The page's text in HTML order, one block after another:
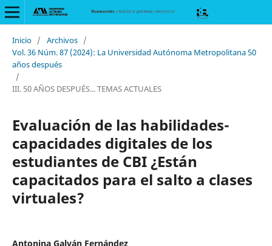
Inicio / Archivos /
Vol. 36 Núm. 87 (2024): La Universidad Autónoma Metropolitana 50
años después
/
III. 50 AÑOS DESPUÉS... TEMAS ACTUALES
Evaluación de las habilidades-
capacidades digitales de los
estudiantes de CBI ¿Están
capacitados para el salto a clases
virtuales?
Antonina Galván Fernández